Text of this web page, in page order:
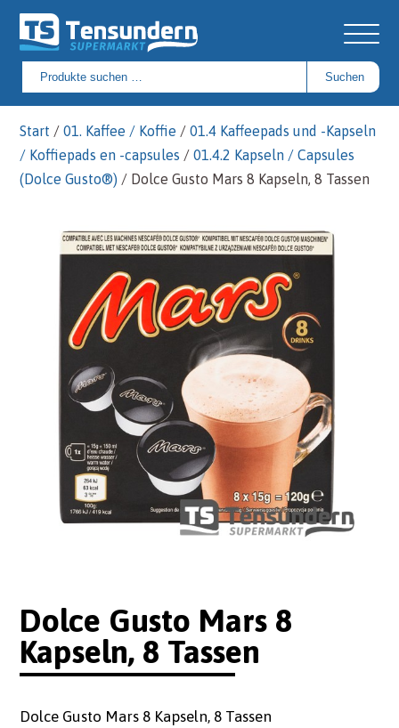
Suchen
nach:
Suchen
Start /01. Kaffee / Koffie /01.4 Kaffeepads und -Kapseln
/ Koffiepads en -capsules /01.4.2 Kapseln / Capsules
(Dolce Gusto®) / Dolce Gusto Mars 8 Kapseln, 8 Tassen
Dolce Gusto Mars 8
Kapseln, 8 Tassen
Dolce Gusto Mars 8 Kapseln, 8 Tassen